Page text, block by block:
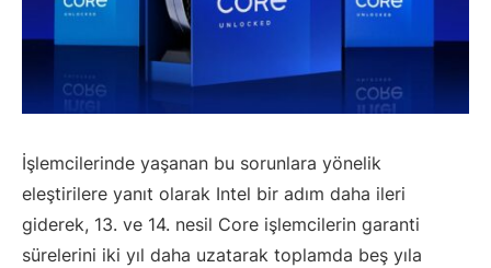
İşlemcilerinde yaşanan bu sorunlara yönelik
eleştirilere yanıt olarak Intel bir adım daha ileri
giderek, 13. ve 14. nesil Core işlemcilerin garanti
sürelerini iki yıl daha uzatarak toplamda beş yıla